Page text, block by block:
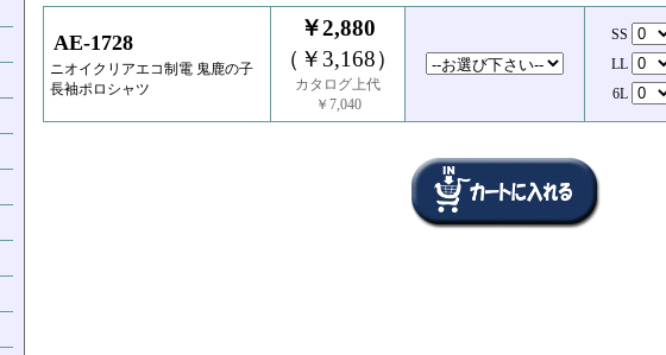
AE-1728
ニオイクリアエコ制電 鬼鹿の子
長袖ポロシャツ
￥2,880
（￥3,168）
カタログ上代
￥7,040
SS
LL
6L